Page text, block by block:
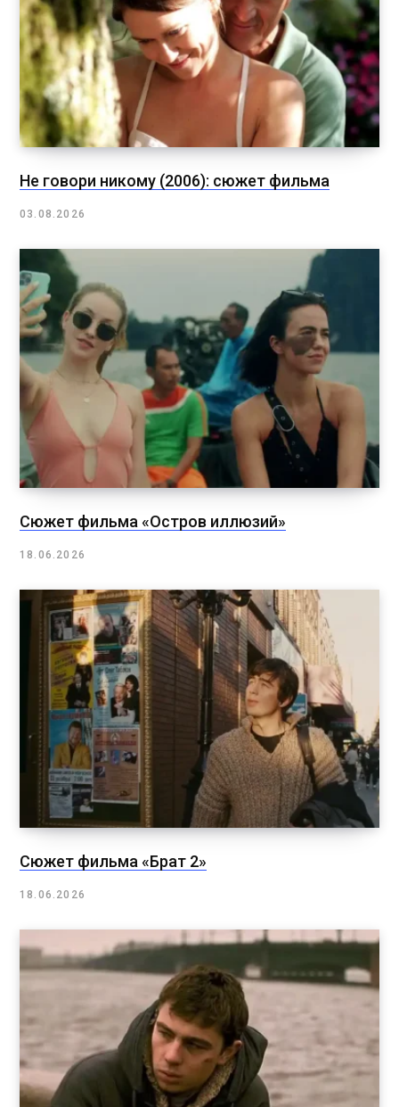
Не говори никому (2006): сюжет фильма
03.08.2026
Сюжет фильма «Остров иллюзий»
18.06.2026
Сюжет фильма «Брат 2»
18.06.2026